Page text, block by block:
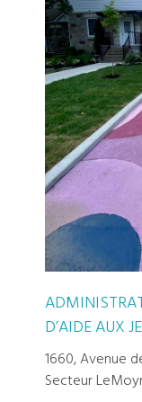
D’AIDE AUX
1660, Avenue
Secteur